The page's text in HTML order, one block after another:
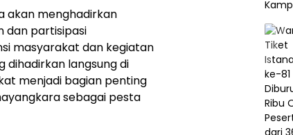
akan menghadirkan
dan partisipasi
masyarakat dan kegiatan
dihadirkan langsung di
menjadi bagian penting
sebagai pesta